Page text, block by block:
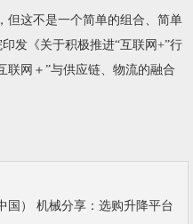
这不是一个简单的组合、简单
发《关于积极推进“互联网+”行
联网＋”与供应链、物流的融合
国） 机械分享：选购升降平台